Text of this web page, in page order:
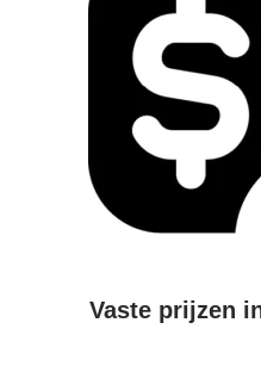
Vaste prijzen